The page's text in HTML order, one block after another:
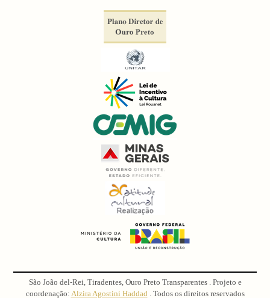
São João del-Rei, Tiradentes, Ouro Preto Transparentes . Projeto e
coordenação: Alzira Agostini Haddad . Todos os direitos reservados